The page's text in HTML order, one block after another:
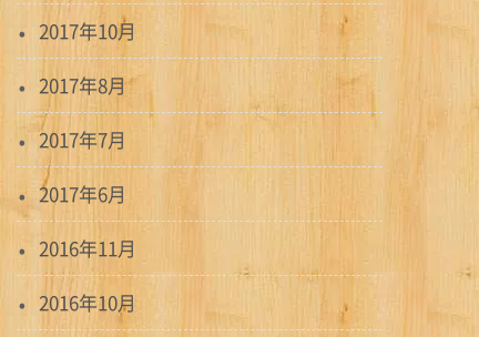
2017年10月
2017年8月
2017年7月
2017年6月
2016年11月
2016年10月